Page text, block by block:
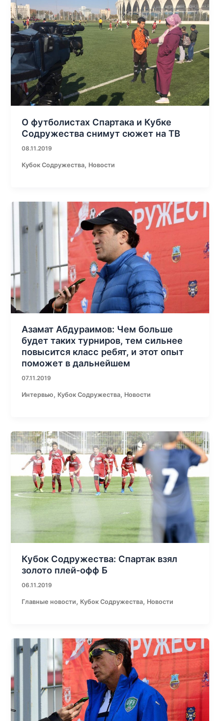
О футболистах Спартака и Кубке
Содружества снимут сюжет на ТВ
08.11.2019
Кубок Содружества, Новости
Азамат Абдураимов: Чем больше
будет таких турниров, тем сильнее
повысится класс ребят, и этот опыт
поможет в дальнейшем
07.11.2019
Интервью, Кубок Содружества, Новости
Кубок Содружества: Спартак взял
золото плей-офф Б
06.11.2019
Главные новости, Кубок Содружества, Новости